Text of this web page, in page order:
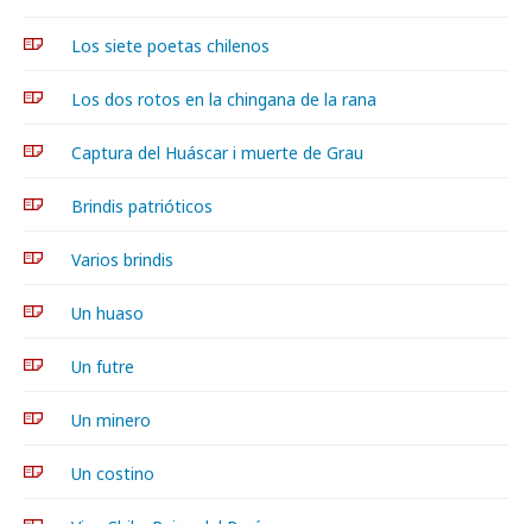
Los siete poetas chilenos
Los dos rotos en la chingana de la rana
Captura del Huáscar i muerte de Grau
Brindis patrióticos
Varios brindis
Un huaso
Un futre
Un minero
Un costino